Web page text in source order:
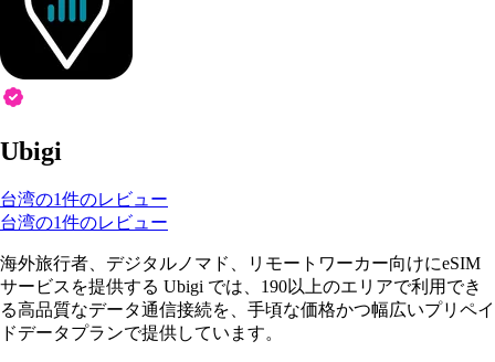
Ubigi
台湾の1件のレビュー
台湾の1件のレビュー
海外旅行者、デジタルノマド、リモートワーカー向けにeSIM
サービスを提供する Ubigi では、190以上のエリアで利用でき
る高品質なデータ通信接続を、手頃な価格かつ幅広いプリペイ
ドデータプランで提供しています。